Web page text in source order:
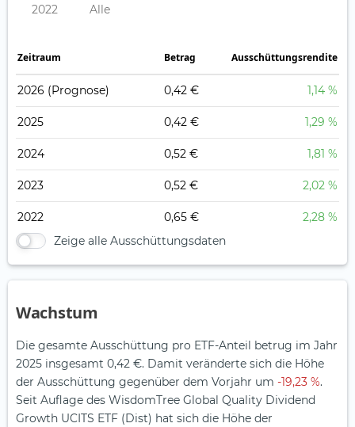
2022 Alle
Zeitraum Betrag Ausschüttungsrendite
2026 (Prognose) 0,42 € 1,14 %
2025 0,42 € 1,29 %
2024 0,52 € 1,81 %
2023 0,52 € 2,02 %
2022 0,65 €
2,28 %
Zeige alle Ausschüttungsdaten
Wachstum
Die gesamte Ausschüttung pro ETF-Anteil betrug im Jahr
2025 insgesamt 0,42 €. Damit veränderte sich die Höhe
der Ausschüttung gegenüber dem Vorjahr um -19,23 %.
Seit Auflage des WisdomTree Global Quality Dividend
Growth UCITS ETF (Dist) hat sich die Höhe der